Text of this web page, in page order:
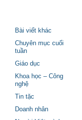
Bài viết khác
Chuyên mục cuối
tuần
Giáo dục
Khoa học – Công
nghệ
Tin tặc
Doanh nhân